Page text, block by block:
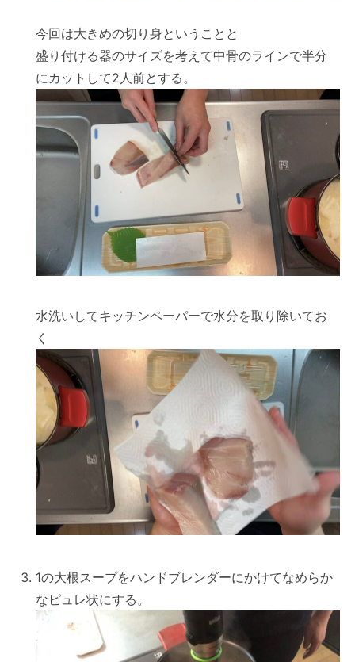
今回は大きめの切り身ということと
盛り付ける器のサイズを考えて中骨のラインで半分
にカットして2人前とする。
水洗いしてキッチンペーパーで水分を取り除いてお
く
1の大根スープをハンドブレンダーにかけてなめらか
なピュレ状にする。